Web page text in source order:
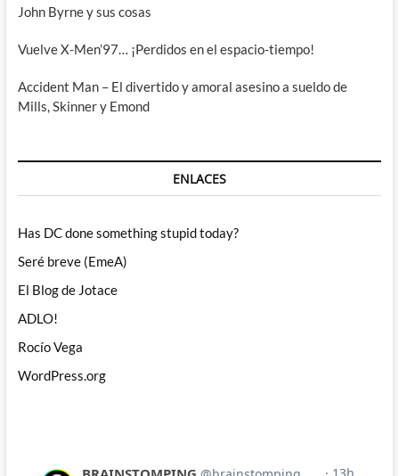
John Byrne y sus cosas
Vuelve X-Men’97… ¡Perdidos en el espacio-tiempo!
Accident Man – El divertido y amoral asesino a sueldo de
Mills, Skinner y Emond
ENLACES
Has DC done something stupid today?
Seré breve (EmeA)
El Blog de Jotace
ADLO!
Rocío Vega
WordPress.org